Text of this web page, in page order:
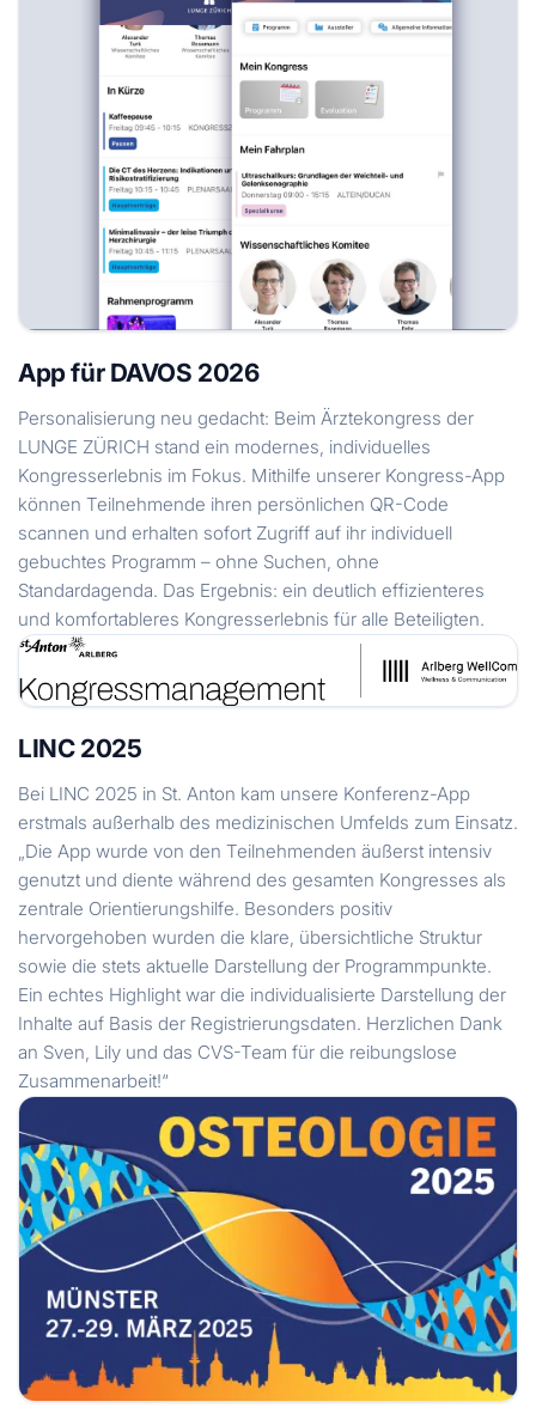
App für DAVOS 2026
Personalisierung neu gedacht: Beim Ärztekongress der
LUNGE ZÜRICH stand ein modernes, individuelles
Kongresserlebnis im Fokus. Mithilfe unserer Kongress-App
können Teilnehmende ihren persönlichen QR-Code
scannen und erhalten sofort Zugriff auf ihr individuell
gebuchtes Programm – ohne Suchen, ohne
Standardagenda. Das Ergebnis: ein deutlich effizienteres
und komfortableres Kongresserlebnis für alle Beteiligten.
LINC 2025
Bei LINC 2025 in St. Anton kam unsere Konferenz-App
erstmals außerhalb des medizinischen Umfelds zum Einsatz.
„Die App wurde von den Teilnehmenden äußerst intensiv
genutzt und diente während des gesamten Kongresses als
zentrale Orientierungshilfe. Besonders positiv
hervorgehoben wurden die klare, übersichtliche Struktur
sowie die stets aktuelle Darstellung der Programmpunkte.
Ein echtes Highlight war die individualisierte Darstellung der
Inhalte auf Basis der Registrierungsdaten. Herzlichen Dank
an Sven, Lily und das CVS-Team für die reibungslose
Zusammenarbeit!“